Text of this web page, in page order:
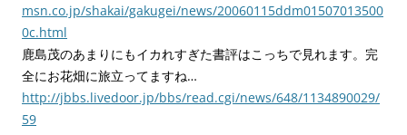
msn.co.jp/shakai/gakugei/news/20060115ddm01507013500
0c.html
鹿島茂のあまりにもイカれすぎた書評はこっちで見れます。完
全にお花畑に旅立ってますね…
http://jbbs.livedoor.jp/bbs/read.cgi/news/648/1134890029/
59